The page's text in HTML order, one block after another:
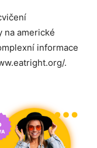
na americké
informace
.